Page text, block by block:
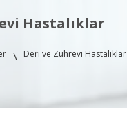
Hastalıklar
\ Deri ve Zührevi Hastalıklar